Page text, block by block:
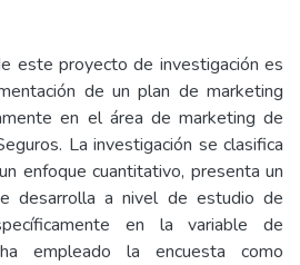
este proyecto de investigación es
de un plan de marketing
en el área de marketing de
La investigación se clasifica
enfoque cuantitativo, presenta un
desarrolla a nivel de estudio de
en la variable de
empleado la encuesta como